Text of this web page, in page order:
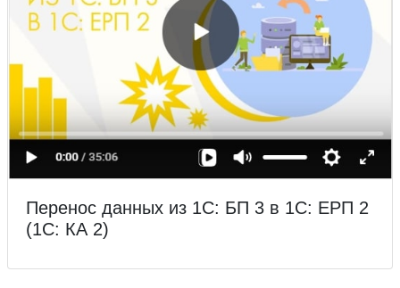
Перенос данных из 1С: БП 3 в 1С: ЕРП 2
(1С: КА 2)